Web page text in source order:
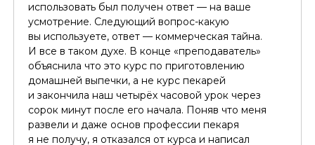
использовать был получен ответ — на ваше
усмотрение. Следующий вопрос-какую
вы используете, ответ — коммерческая тайна.
И все в таком духе. В конце «преподаватель»
объяснила что это курс по приготовлению
домашней выпечки, а не курс пекарей
и закончила наш четырёх часовой урок через
сорок минут после его начала. Поняв что меня
развели и даже основ профессии пекаря
я не получу, я отказался от курса и написал